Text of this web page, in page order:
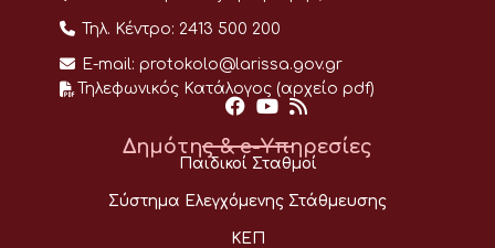
Τηλ. Κέντρο: 2413 500 200
E-mail: protokolo@larissa.gov.gr
Τηλεφωνικός Κατάλογος (αρχείο pdf)
Δημότης & e-Υπηρεσίες
Παιδικοί Σταθμοί
Σύστημα Ελεγχόμενης Στάθμευσης
ΚΕΠ